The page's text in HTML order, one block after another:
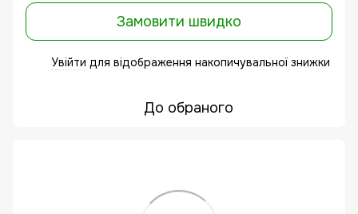
Замовити швидко
Увійти для відображення накопичувальної знижки
До обраного